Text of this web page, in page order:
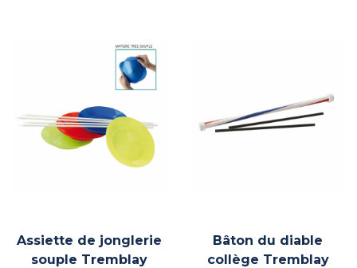
Assiette de jonglerie
souple Tremblay
Bâton du diable
collège Tremblay